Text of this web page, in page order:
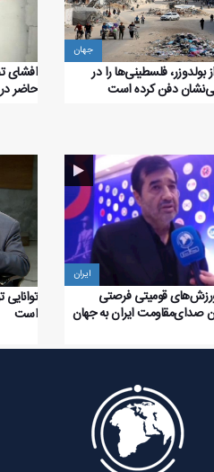
جهان
بولدوزر، فلسطینی‌ها را در
دفن کرده است
افشای
حاضر در
ایران
قومیتی فرصتی‌
صدای‌مقاومت ایران به جهان است